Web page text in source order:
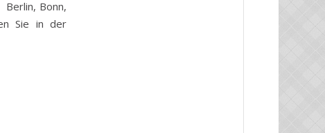
Bonn,
Sie in der